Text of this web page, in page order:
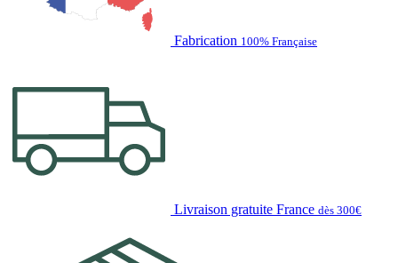
Fabrication 100% Française
Livraison gratuite France dès 300€